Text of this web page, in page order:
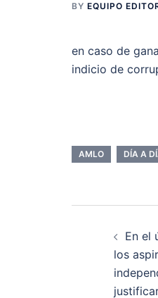
BY EQUIPO
en caso de
indicio de
AMLO DÍA A
En el
los